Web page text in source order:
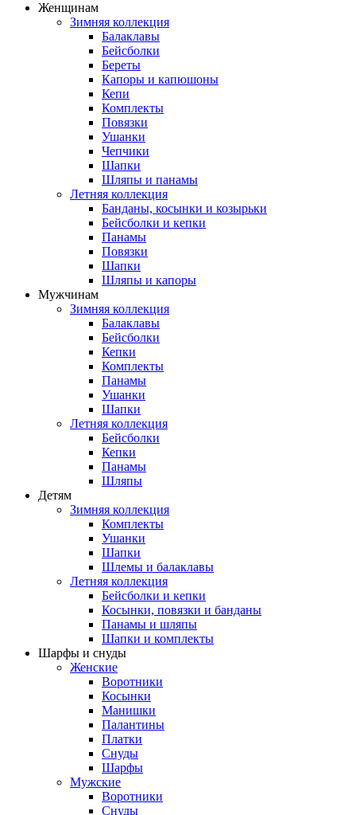
Женщинам
Зимняя коллекция
Балаклавы
Бейсболки
Береты
Капоры и капюшоны
Кепи
Комплекты
Повязки
Ушанки
Чепчики
Шапки
Шляпы и панамы
Летняя коллекция
Банданы, косынки и козырьки
Бейсболки и кепки
Панамы
Повязки
Шапки
Шляпы и капоры
Мужчинам
Зимняя коллекция
Балаклавы
Бейсболки
Кепки
Комплекты
Панамы
Ушанки
Шапки
Летняя коллекция
Бейсболки
Кепки
Панамы
Шляпы
Детям
Зимняя коллекция
Комплекты
Ушанки
Шапки
Шлемы и балаклавы
Летняя коллекция
Бейсболки и кепки
Косынки, повязки и банданы
Панамы и шляпы
Шапки и комплекты
Шарфы и снуды
Женские
Воротники
Косынки
Манишки
Палантины
Платки
Снуды
Шарфы
Мужские
Воротники
Снуды